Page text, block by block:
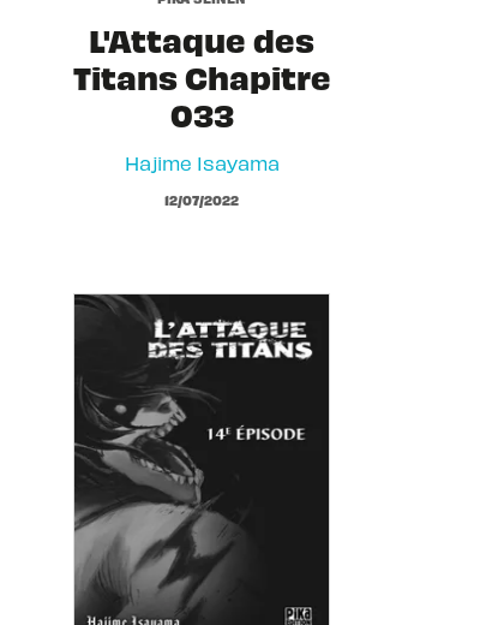
L'Attaque des
Titans Chapitre
033
Hajime Isayama
12/07/2022